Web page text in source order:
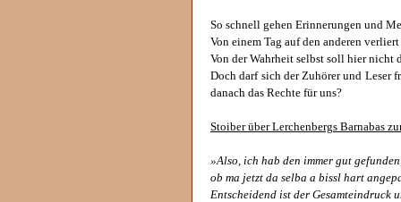
So schnell gehen Erinnerungen und
Von einem Tag auf den anderen
Von der Wahrheit selbst soll hier nicht
Doch darf sich der Zuhörer und Leser
danach das Rechte für uns?
Stoiber über Lerchenbergs Barnabas
»Also, ich hab den immer gut
ob ma jetzt da selba a bissl hart
Entscheidend ist der Gesamteindruck